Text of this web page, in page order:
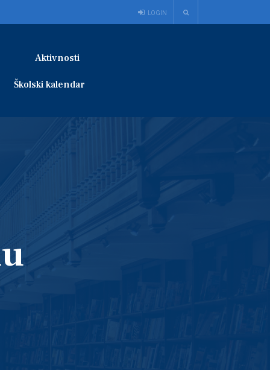
LOGIN
Aktivnosti
Školski kalendar